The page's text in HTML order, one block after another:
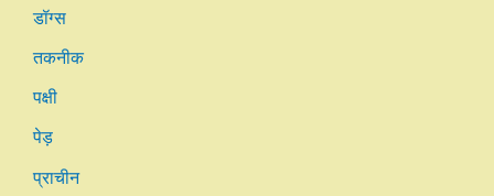
डॉग्स
तकनीक
पक्षी
पेड़
प्राचीन